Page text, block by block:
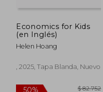
Economics for Kids
(en Inglés)
Helen Hoang
, 2025, Tapa Blanda, Nuevo